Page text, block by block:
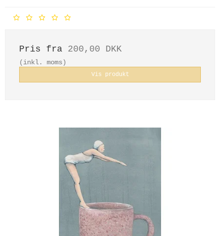
Pris fra 200,00 DKK
(inkl. moms)
Vis produkt